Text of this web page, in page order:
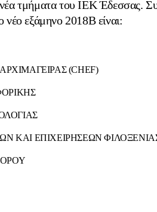
τμήματα του ΙΕΚ Έδεσσας.
νέο εξάμηνο 2018Β είναι:
(CHEF)
ΚΑΙ ΕΠΙΧΕΙΡΗΣΕΩΝ